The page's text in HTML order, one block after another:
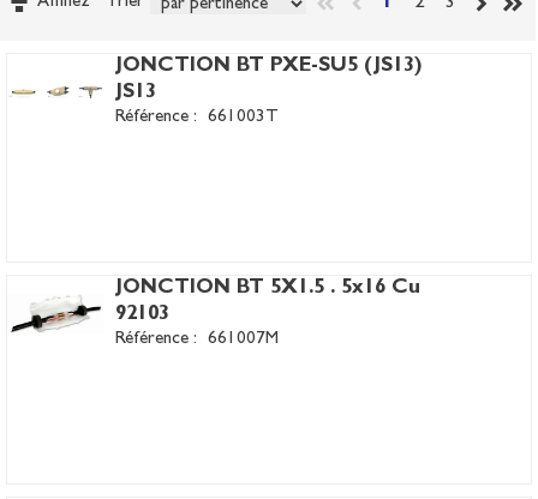
JONCTION BT PXE-SU5 (JS13)
JS13
Référence : 661003T
JONCTION BT 5X1.5 . 5x16 Cu
92103
Référence : 661007M